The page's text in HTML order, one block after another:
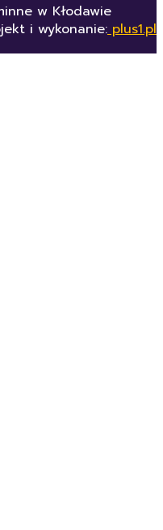
w Kłodawie
i wykonanie: plus1.pl